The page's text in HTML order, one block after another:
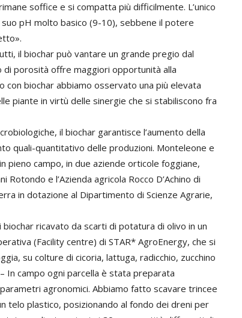
soffice e si compatta più difficilmente. L’unico
pH molto basico (9-10), sebbene il potere
il biochar può vantare un grande pregio dal
di porosità offre maggiori opportunità alla
con biochar abbiamo osservato una più elevata
piante in virtù delle sinergie che si stabiliscono fra
il biochar garantisce l’aumento della
quali-quantitativo delle produzioni. Monteleone e
campo, in due aziende orticole foggiane,
Rotondo e l’Azienda agricola Rocco D’Achino di
in dotazione al Dipartimento di Scienze Agrarie,
ricavato da scarti di potatura di olivo in un
(Facility centre) di STAR* AgroEnergy, che si
su colture di cicoria, lattuga, radicchio, zucchino
In campo ogni parcella è stata preparata
agronomici. Abbiamo fatto scavare trincee
telo plastico, posizionando al fondo dei dreni per